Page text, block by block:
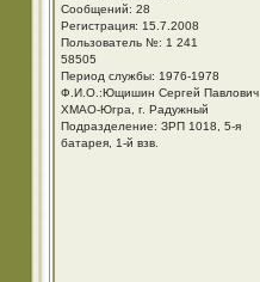
Сообщений: 28
Регистрация: 15.7.2008
Пользователь №: 1 241
58505
Период службы: 1976-1978
Ф.И.О.:Ющишин Сергей Павлович
ХМАО-Югра, г. Радужный
Подразделение: ЗРП 1018, 5-я
батарея, 1-й взв.